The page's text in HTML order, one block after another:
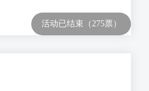
活动已结束（275票）